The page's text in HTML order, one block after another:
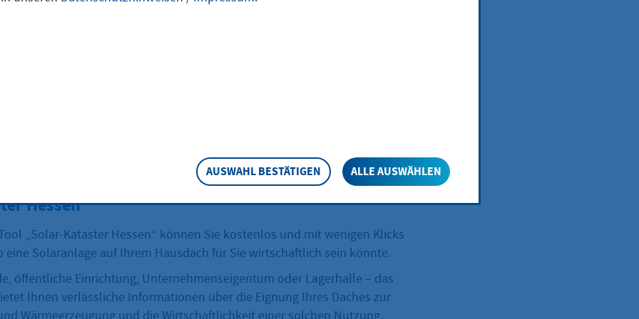
lässt sich Strom direkt auf dem eigenen Dach erzeugen, nachhaltig und
Ob Einfamilienhaus oder Mehrparteiengebäude: Wer in
zum Klimaschutz.
welche Möglichkeiten es vor Ort gibt, was sich lohnt und welche
Hessen
„Solar-Kataster Hessen“ können Sie kostenlos und mit wenigen Klicks
eine Solaranlage auf Ihrem Hausdach für Sie wirtschaftlich sein könnte.
öffentliche Einrichtung, Unternehmenseigentum oder Lagerhalle – das
Ihnen verlässliche Informationen über die Eignung Ihres Daches zur
Wärmeerzeugung und die Wirtschaftlichkeit einer solchen Nutzung.
AUSWAHL BESTÄTIGEN ALLE AUSWÄHLEN